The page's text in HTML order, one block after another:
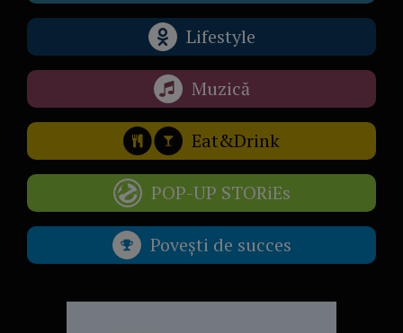
Lifestyle
Muzică
Eat&Drink
POP-UP STORiEs
Povești de succes